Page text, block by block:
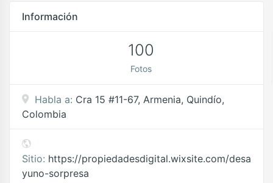
Información
100
Fotos
Habla a: Cra 15 #11-67, Armenia, Quindío,
Colombia
Sitio: https://propiedadesdigital.wixsite.com/desa
yuno-sorpresa